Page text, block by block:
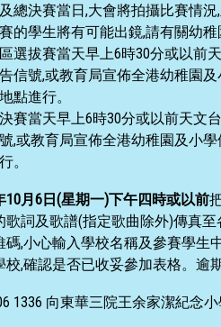
總決賽當日,大會將拍攝比賽情
的學生將有可能出鏡,請有關幼
選拔賽當天早上6時30分或以前
信號,或教育局宣佈全港幼稚園
點進行。
賽當天早上6時30分或以前天文
,或教育局宣佈全港幼稚園及小
。
10月6日(星期一)下午四時或以前
歌詞及歌譜(指定歌曲除外)傳真
碼,小心輸入學校名稱及參賽學生
校,確認是否已收妥參加表格。逾
1336 向東華三院王余家潔紀念